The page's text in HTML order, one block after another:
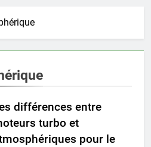
différences entre
turbo et
pour le